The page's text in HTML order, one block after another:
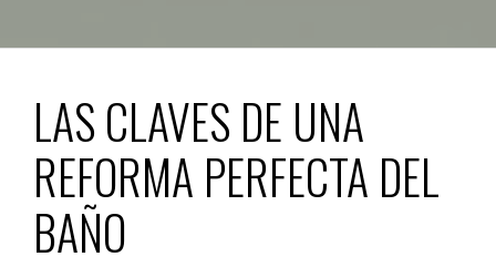
LAS CLAVES DE UNA
REFORMA PERFECTA DEL
BAÑO